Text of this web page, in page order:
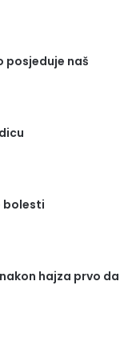
posjeduje naš
bolesti
hajza prvo da